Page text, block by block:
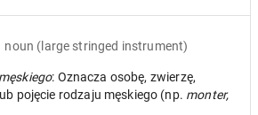
noun (large stringed instrument)
: Oznacza osobę, zwierzę,
pojęcie rodzaju męskiego (np. monter,